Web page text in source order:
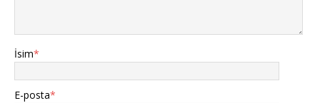
İsim*
E-posta*